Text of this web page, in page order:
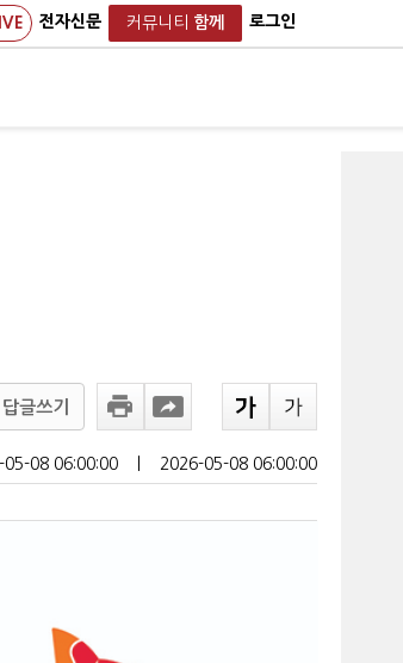
전자신문 커뮤니티 함께 로그인
답글쓰기
05-08 06:00:00 2026-05-08 06:00:00